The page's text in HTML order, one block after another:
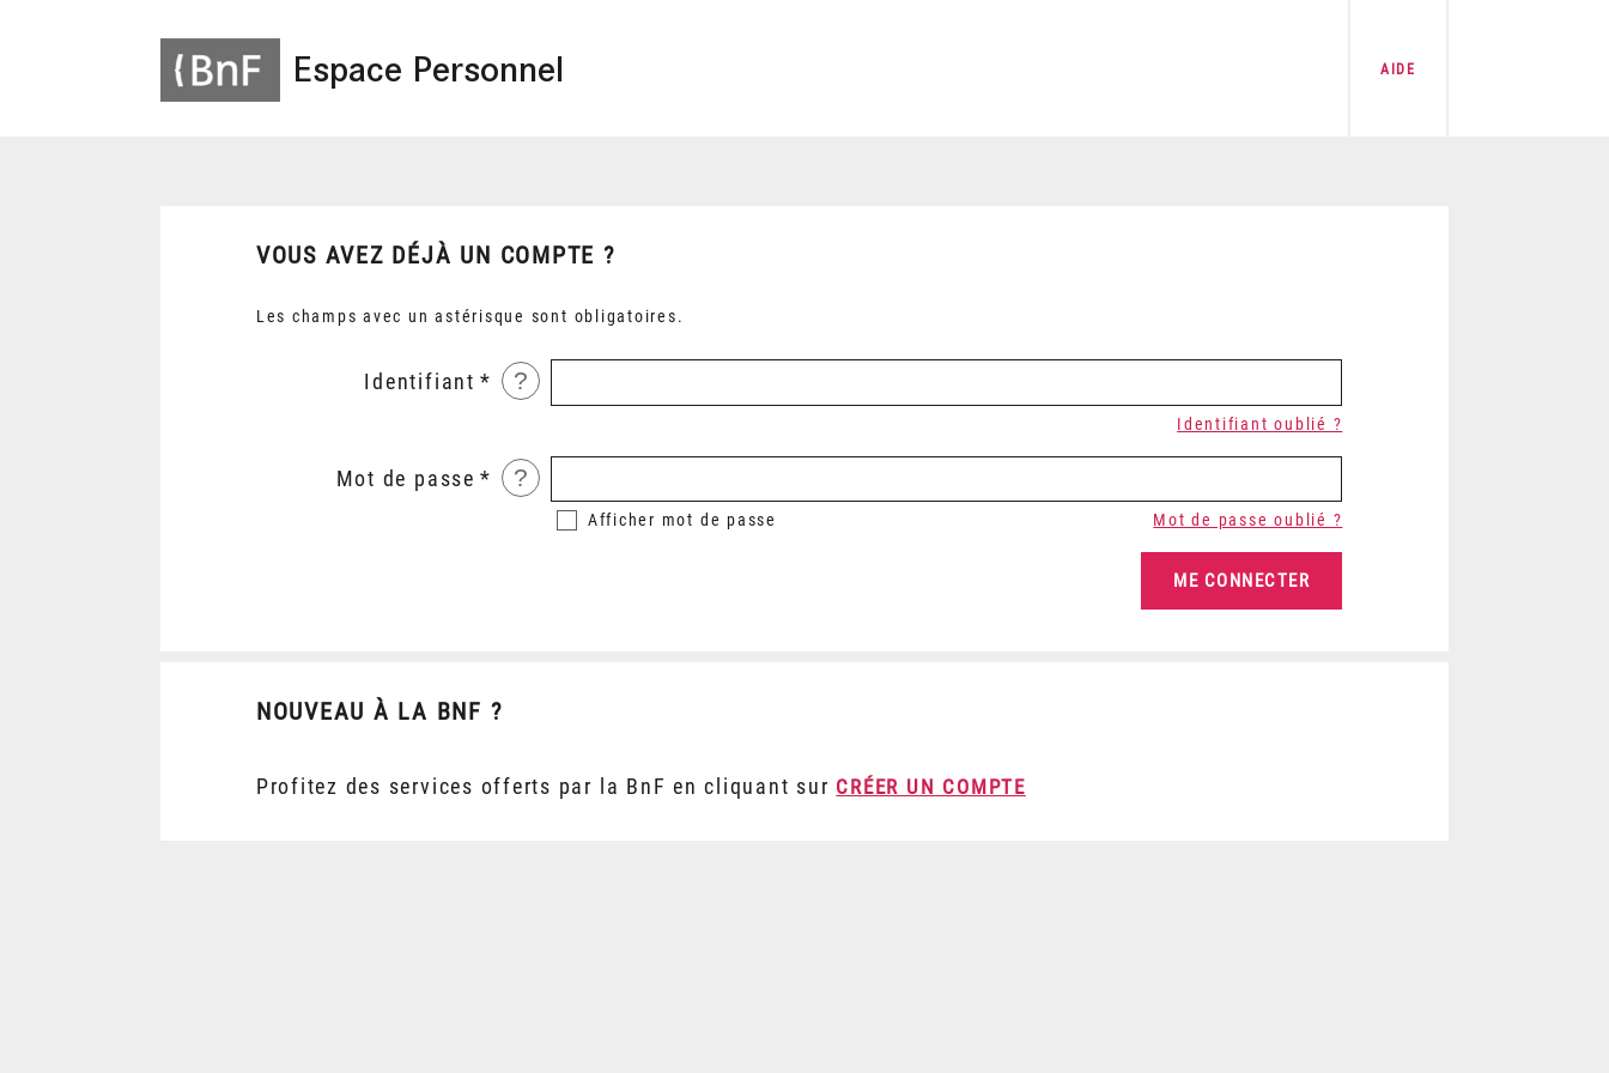
Espace Personnel AIDE
VOUS AVEZ DÉJÀ UN COMPTE ?
Les champs avec un astérisque sont obligatoires.
Identifiant ?
Identifiant oublié ?
Mot de passe ?
Afficher mot de passe Mot de passe oublié ?
NOUVEAU À LA BNF ?
Profitez des services offerts par la BnF en cliquant sur CRÉER UN COMPTE